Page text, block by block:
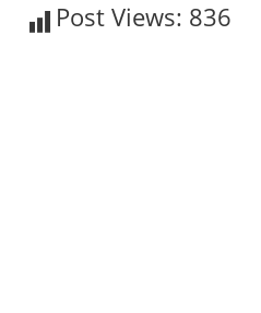
Post Views: 836